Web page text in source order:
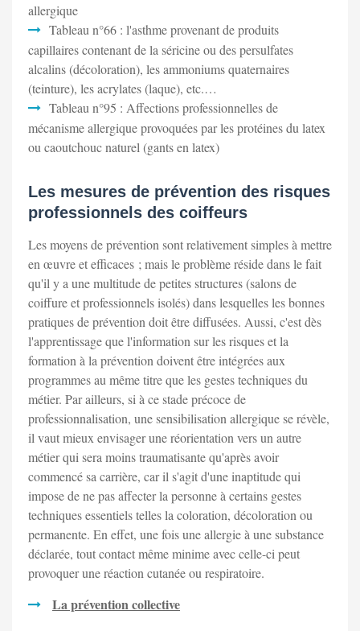
allergique
Tableau n°66 : l'asthme provenant de produits
capillaires contenant de la séricine ou des persulfates
alcalins (décoloration), les ammoniums quaternaires
(teinture), les acrylates (laque), etc.…
Tableau n°95 : Affections professionnelles de
mécanisme allergique provoquées par les protéines du latex
ou caoutchouc naturel (gants en latex)
Les mesures de prévention des risques
professionnels des coiffeurs
Les moyens de prévention sont relativement simples à mettre
en œuvre et efficaces ; mais le problème réside dans le fait
qu'il y a une multitude de petites structures (salons de
coiffure et professionnels isolés) dans lesquelles les bonnes
pratiques de prévention doit être diffusées. Aussi, c'est dès
l'apprentissage que l'information sur les risques et la
formation à la prévention doivent être intégrées aux
programmes au même titre que les gestes techniques du
métier. Par ailleurs, si à ce stade précoce de
professionnalisation, une sensibilisation allergique se révèle,
il vaut mieux envisager une réorientation vers un autre
métier qui sera moins traumatisante qu'après avoir
commencé sa carrière, car il s'agit d'une inaptitude qui
impose de ne pas affecter la personne à certains gestes
techniques essentiels telles la coloration, décoloration ou
permanente. En effet, une fois une allergie à une substance
déclarée, tout contact même minime avec celle-ci peut
provoquer une réaction cutanée ou respiratoire.
La prévention collective